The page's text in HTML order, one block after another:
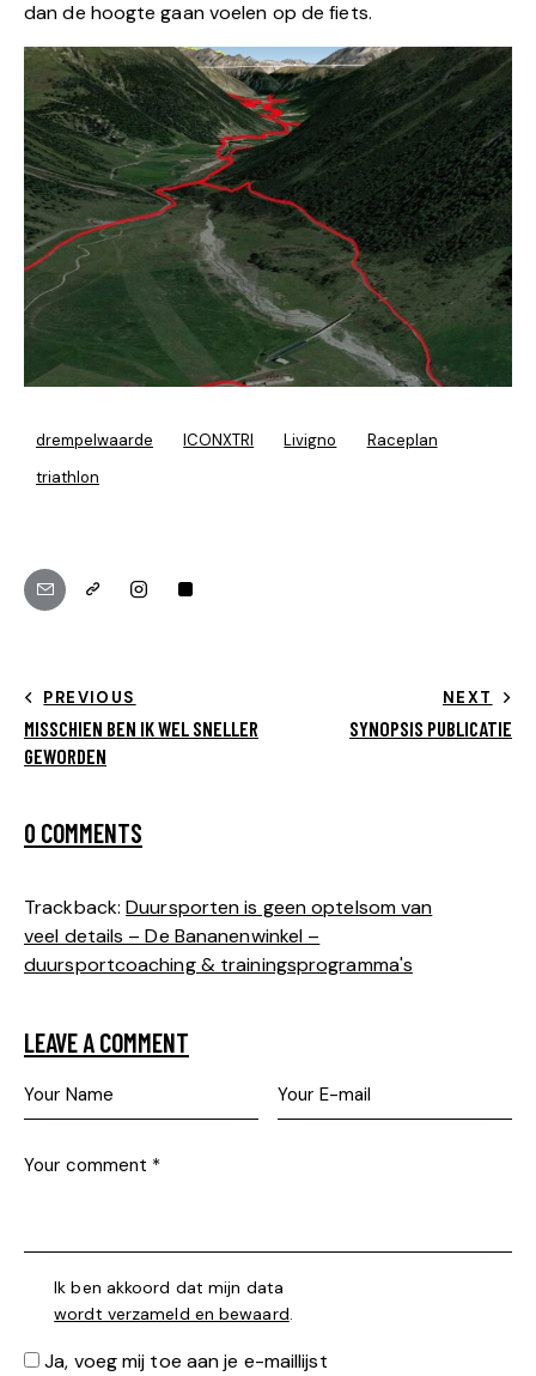
dan de hoogte gaan voelen op de fiets.
drempelwaarde ICONXTRI Livigno
Raceplan
triathlon
PREVIOUS
MISSCHIEN BEN IK WEL SNELLER
GEWORDEN
NEXT
SYNOPSIS PUBLICATIE
0 COMMENTS
Trackback:Duursporten is geen optelsom van
veel details – De Bananenwinkel –
duursportcoaching & trainingsprogramma's
LEAVE A COMMENT
Ik ben akkoord dat mijn data
wordt verzameld en bewaard.
Ja, voeg mij toe aan je e-maillijst